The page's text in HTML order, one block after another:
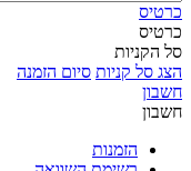
כרטיס
כרטיס
סל הקניות
הצג סל קניות סיום הזמנה
חשבון
חשבון
הזמנות